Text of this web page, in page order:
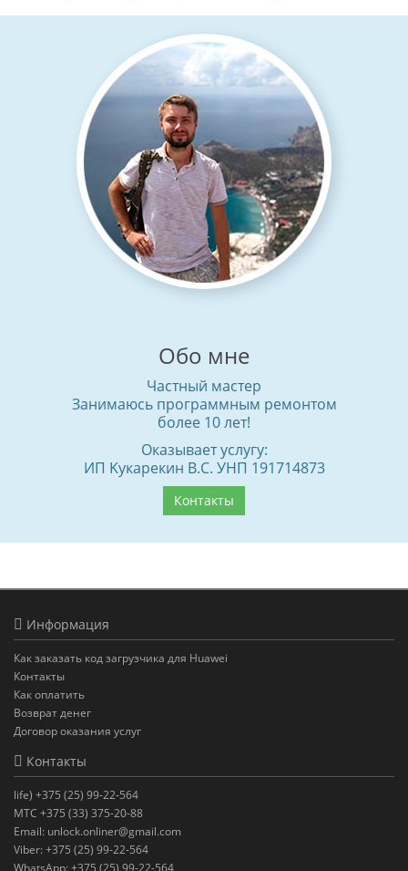
Обо мне
Частный мастер
Занимаюсь программным ремонтом
более 10 лет!
Оказывает услугу:
ИП Kyкaрeкин B.C. УНП 191714873
Контакты
Информация
Как заказать код загрузчика для Huawei
Контакты
Как оплатить
Возврат денег
Договор оказания услуг
Контакты
life) +375 (25) 99-22-564
МТС +375 (33) 375-20-88
Email: unlock.onliner@gmail.com
Viber: +375 (25) 99-22-564